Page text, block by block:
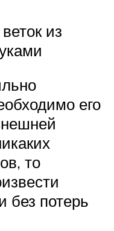
из
его
то
без потерь